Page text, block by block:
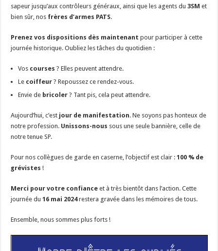
sapeur jusqu’aux contrôleurs généraux, ainsi que les agents du3SM et
bien sûr, nos frères d’armes PATS.
Prenez vos dispositions dès maintenant pour participer à cette
journée historique. Oubliez les tâches du quotidien :
Vos courses ? Elles peuvent attendre.
Le coiffeur ? Repoussez ce rendez-vous.
Envie de bricoler ? Tant pis, cela peut attendre.
Aujourd’hui, c’est jour de manifestation. Ne soyons pas honteux de
notre profession. Unissons-nous sous une seule bannière, celle de
notre tenue SP.
Pour nos collègues de garde en caserne, l’objectif est clair :100 % de
grévistes !
Merci pour votre confiance et à très bientôt dans l’action. Cette
journée du16 mai 2024restera gravée dans les mémoires de tous.
Ensemble, nous sommes plus forts !